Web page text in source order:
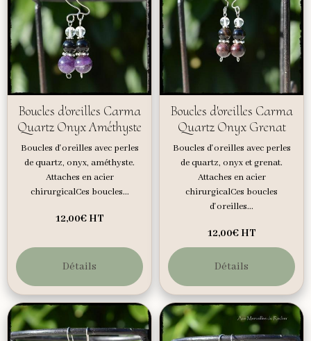
Boucles d'oreilles Carma
Quartz Onyx Améthyste
Boucles d'oreilles avec perles
de quartz, onyx, améthyste.
Attaches en acier
chirurgicalCes boucles...
12,00€HT
Détails
Boucles d'oreilles Carma
Quartz Onyx Grenat
Boucles d'oreilles avec perles
de quartz, onyx et grenat.
Attaches en acier
chirurgicalCes boucles
d'oreilles...
12,00€HT
Détails